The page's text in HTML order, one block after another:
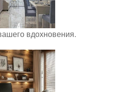
вдохновения.